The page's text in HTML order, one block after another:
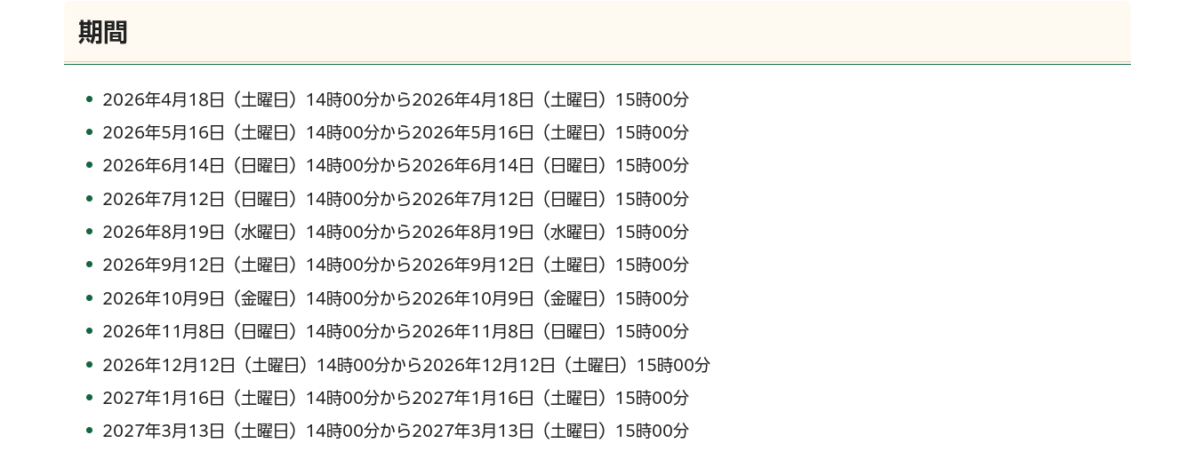
期間
2026年4月18日（土曜日）14時00分から2026年4月18日（土曜日）15時00分
2026年5月16日（土曜日）14時00分から2026年5月16日（土曜日）15時00分
2026年6月14日（日曜日）14時00分から2026年6月14日（日曜日）15時00分
2026年7月12日（日曜日）14時00分から2026年7月12日（日曜日）15時00分
2026年8月19日（水曜日）14時00分から2026年8月19日（水曜日）15時00分
2026年9月12日（土曜日）14時00分から2026年9月12日（土曜日）15時00分
2026年10月9日（金曜日）14時00分から2026年10月9日（金曜日）15時00分
2026年11月8日（日曜日）14時00分から2026年11月8日（日曜日）15時00分
2026年12月12日（土曜日）14時00分から2026年12月12日（土曜日）15時00分
2027年1月16日（土曜日）14時00分から2027年1月16日（土曜日）15時00分
2027年3月13日（土曜日）14時00分から2027年3月13日（土曜日）15時00分